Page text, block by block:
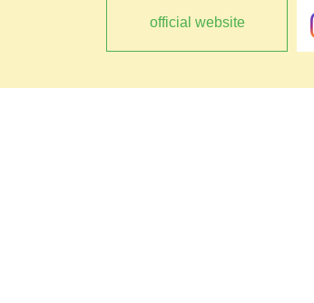
official website